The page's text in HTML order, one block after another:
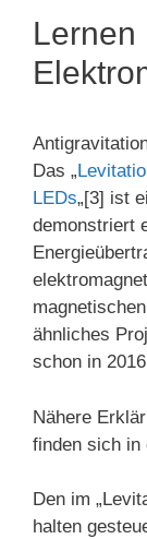
Lernen
Das „
LEDs„[3] ist
demonstriert
ähnliches
schon in
Nähere
finden sich in
Den im
halten